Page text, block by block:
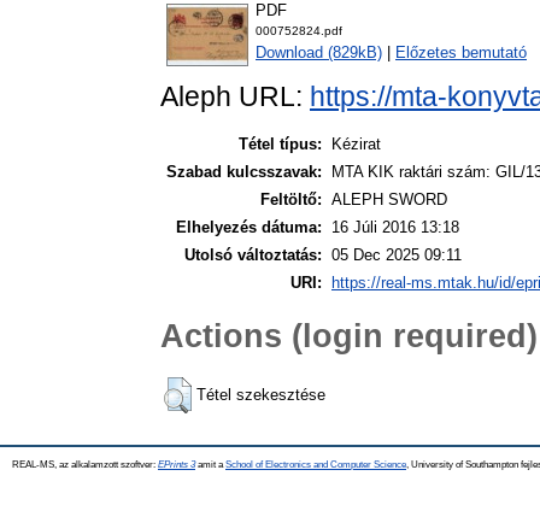
PDF
000752824.pdf
Download (829kB) Előzetes bemutató
Aleph URL: https://mta-
Tétel típus:
Kézirat
Szabad kulcsszavak:
MTA KIK raktári szám: GIL/
Feltöltő: ALEPH SWORD
Elhelyezés dátuma:
16 Júli 2016 13:18
Utolsó változtatás: 05 Dec 2025 09:11
URI:
https://real-ms.mtak.hu/id/
Actions (login required)
Tétel szekesztése
REAL-MS, az alkalamzott szoftver: EPrints 3amit a School of Electronics and Computer Science , University of Southampton